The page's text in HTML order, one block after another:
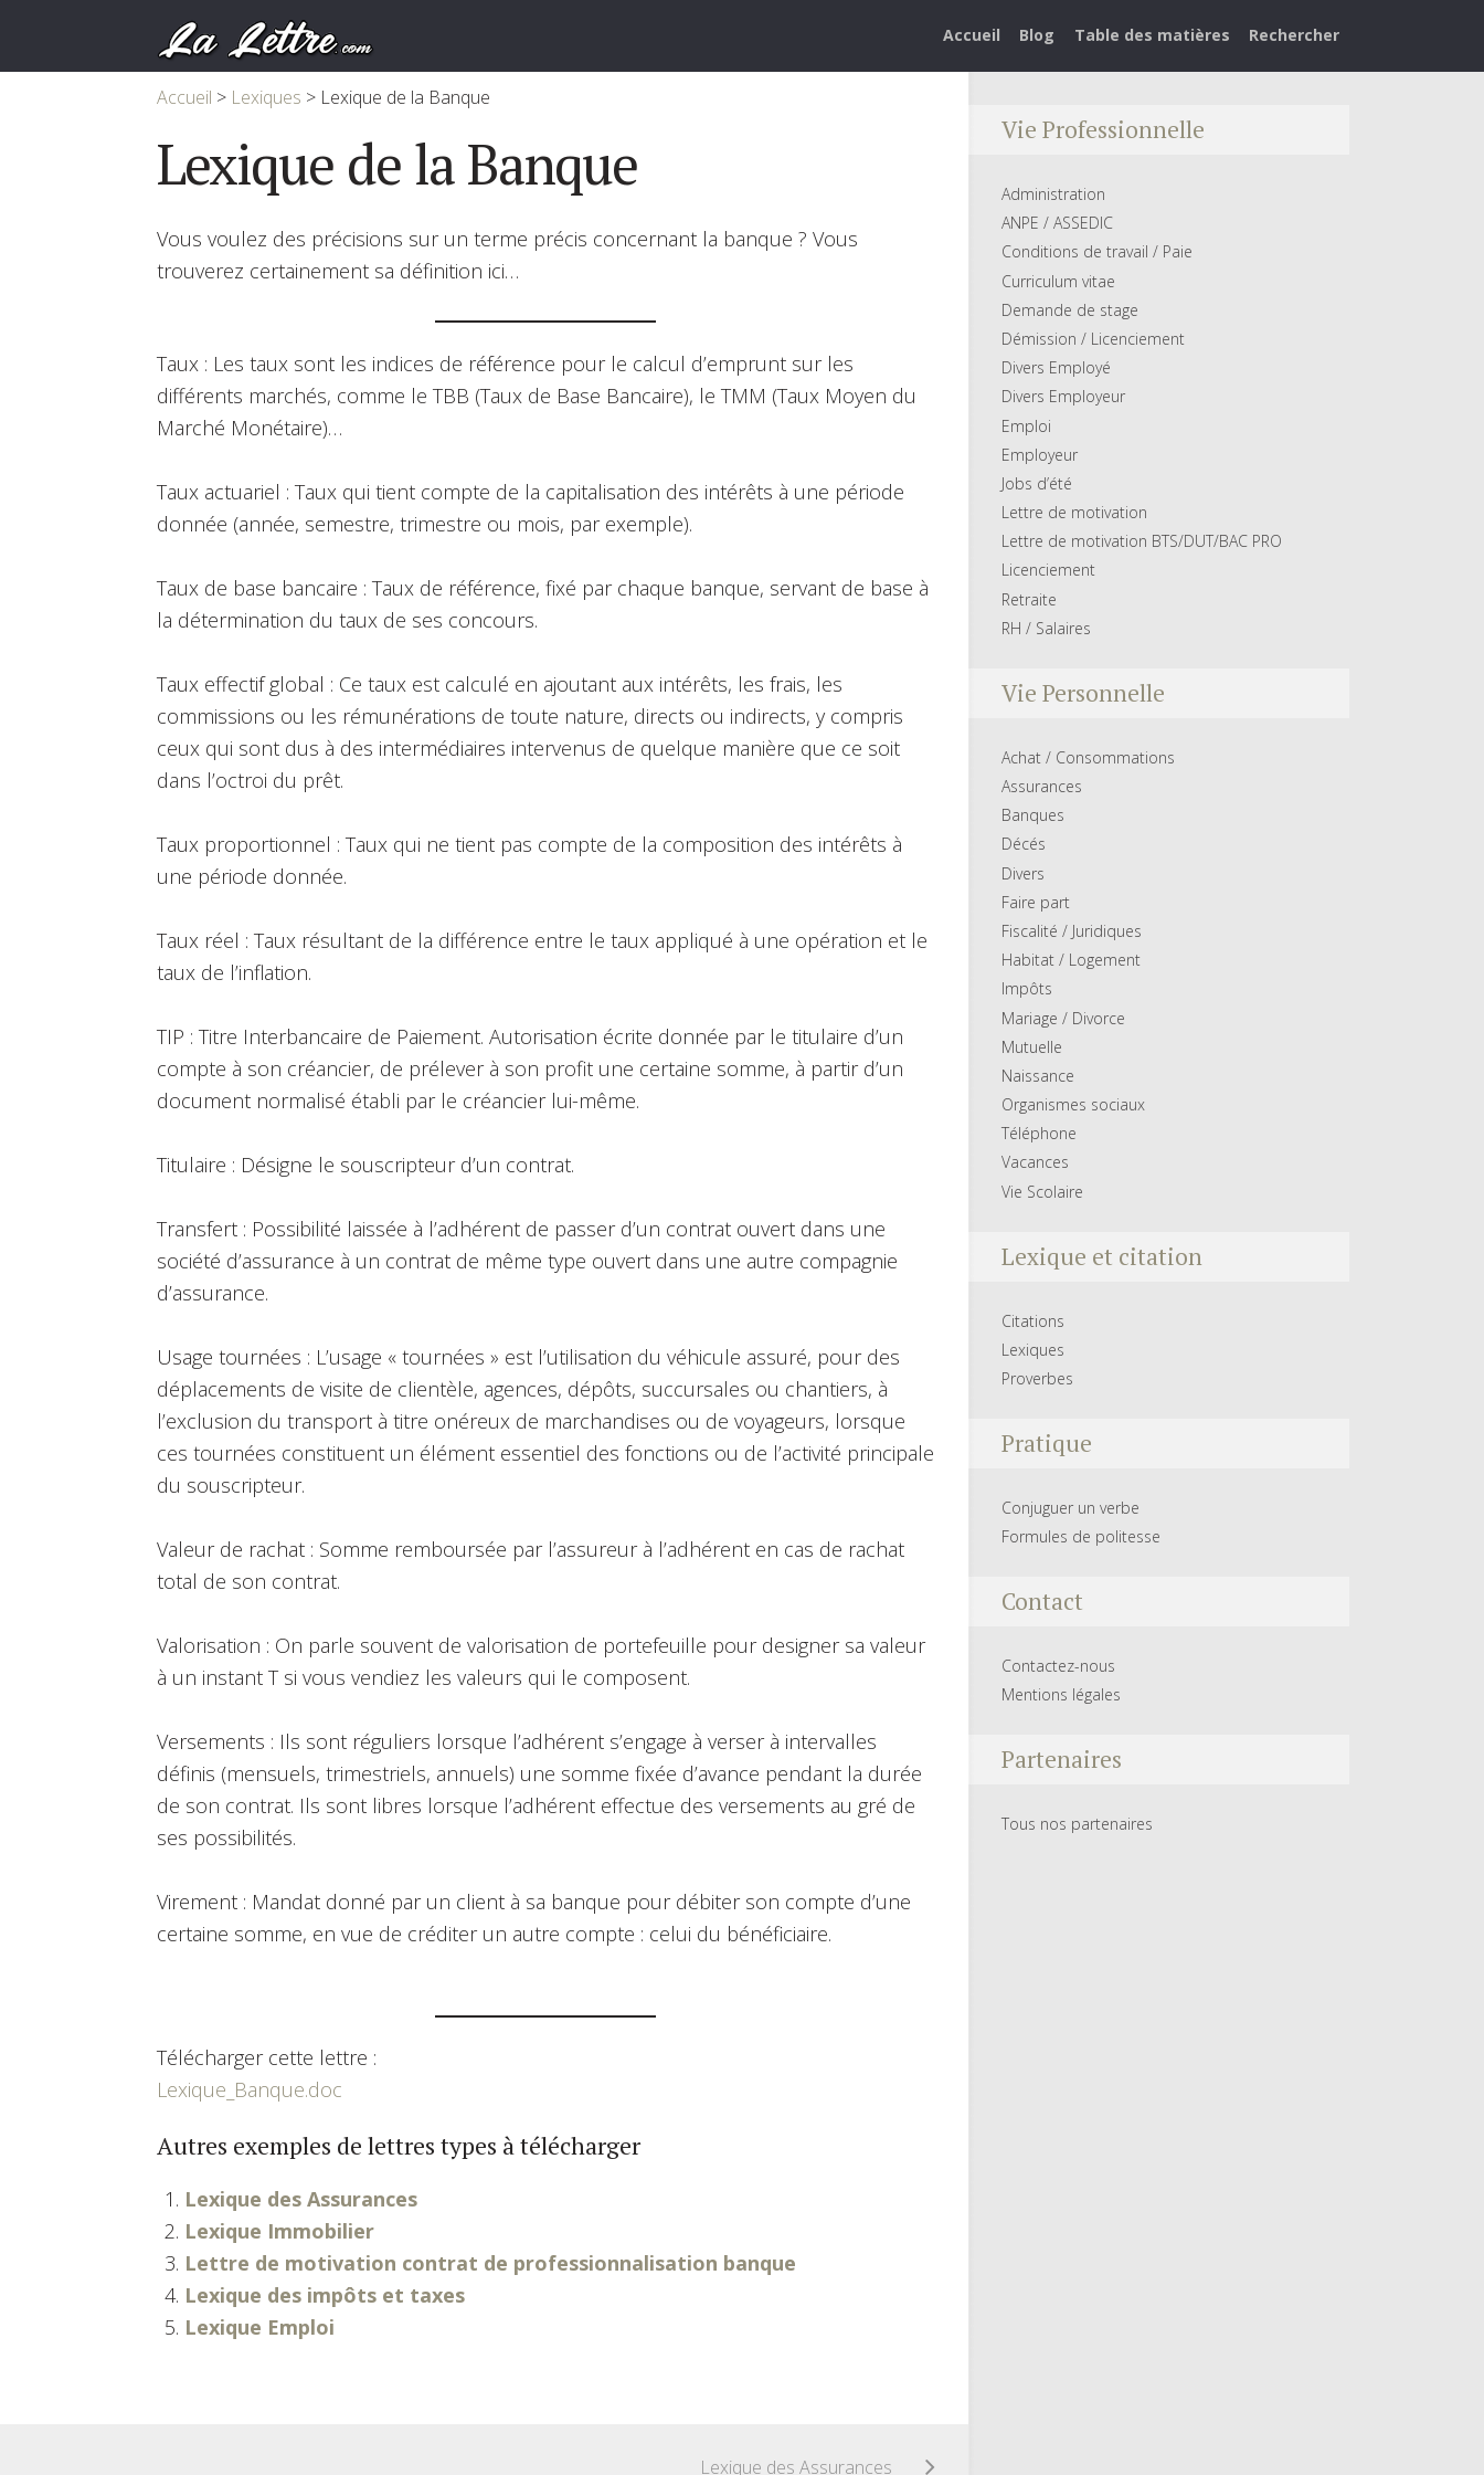
Accueil Blog Table des matières Rechercher
Accueil > Lexiques > Lexique de la Banque
Lexique de la Banque
Vous voulez des précisions sur un terme précis concernant la banque ? Vous
trouverez certainement sa définition ici…
Taux : Les taux sont les indices de référence pour le calcul d’emprunt sur les
différents marchés, comme le TBB (Taux de Base Bancaire), le TMM (Taux Moyen du
Marché Monétaire)…
Taux actuariel : Taux qui tient compte de la capitalisation des intérêts à une période
donnée (année, semestre, trimestre ou mois, par exemple).
Taux de base bancaire : Taux de référence, fixé par chaque banque, servant de base à
la détermination du taux de ses concours.
Taux effectif global : Ce taux est calculé en ajoutant aux intérêts, les frais, les
commissions ou les rémunérations de toute nature, directs ou indirects, y compris
ceux qui sont dus à des intermédiaires intervenus de quelque manière que ce soit
dans l’octroi du prêt.
Taux proportionnel : Taux qui ne tient pas compte de la composition des intérêts à
une période donnée.
Taux réel : Taux résultant de la différence entre le taux appliqué à une opération et le
taux de l’inflation.
TIP : Titre Interbancaire de Paiement. Autorisation écrite donnée par le titulaire d’un
compte à son créancier, de prélever à son profit une certaine somme, à partir d’un
document normalisé établi par le créancier lui-même.
Titulaire : Désigne le souscripteur d’un contrat.
Transfert : Possibilité laissée à l’adhérent de passer d’un contrat ouvert dans une
société d’assurance à un contrat de même type ouvert dans une autre compagnie
d’assurance.
Usage tournées : L’usage « tournées » est l’utilisation du véhicule assuré, pour des
déplacements de visite de clientèle, agences, dépôts, succursales ou chantiers, à
l’exclusion du transport à titre onéreux de marchandises ou de voyageurs, lorsque
ces tournées constituent un élément essentiel des fonctions ou de l’activité principale
du souscripteur.
Valeur de rachat : Somme remboursée par l’assureur à l’adhérent en cas de rachat
total de son contrat.
Valorisation : On parle souvent de valorisation de portefeuille pour designer sa valeur
à un instant T si vous vendiez les valeurs qui le composent.
Versements : Ils sont réguliers lorsque l’adhérent s’engage à verser à intervalles
définis (mensuels, trimestriels, annuels) une somme fixée d’avance pendant la durée
de son contrat. Ils sont libres lorsque l’adhérent effectue des versements au gré de
ses possibilités.
Virement : Mandat donné par un client à sa banque pour débiter son compte d’une
certaine somme, en vue de créditer un autre compte : celui du bénéficiaire.
Télécharger cette lettre :
Lexique_Banque.doc
Autres exemples de lettres types à télécharger
Lexique des Assurances
Lexique Immobilier
Lettre de motivation contrat de professionnalisation banque
Lexique des impôts et taxes
Lexique Emploi
Lexique des Assurances
Vie Professionnelle
Administration
ANPE / ASSEDIC
Conditions de travail / Paie
Curriculum vitae
Demande de stage
Démission / Licenciement
Divers Employé
Divers Employeur
Emploi
Employeur
Jobs d’été
Lettre de motivation
Lettre de motivation BTS/DUT/BAC PRO
Licenciement
Retraite
RH / Salaires
Vie Personnelle
Achat / Consommations
Assurances
Banques
Décés
Divers
Faire part
Fiscalité / Juridiques
Habitat / Logement
Impôts
Mariage / Divorce
Mutuelle
Naissance
Organismes sociaux
Téléphone
Vacances
Vie Scolaire
Lexique et citation
Citations
Lexiques
Proverbes
Pratique
Conjuguer un verbe
Formules de politesse
Contact
Contactez-nous
Mentions légales
Partenaires
Tous nos partenaires